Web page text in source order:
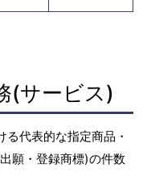
(サービス)
代表的な指定商品・
願・登録商標)の件数